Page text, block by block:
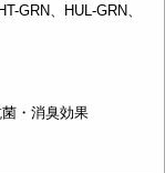
GRN、HUL-GRN、
・消臭効果